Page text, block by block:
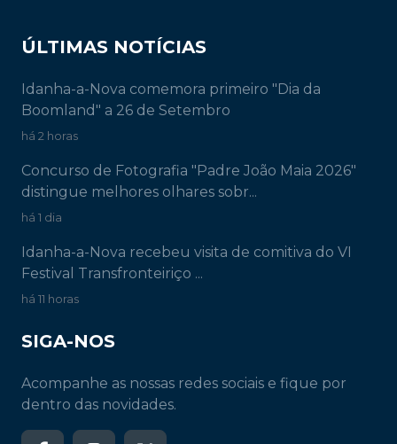
ÚLTIMAS NOTÍCIAS
Idanha-a-Nova comemora primeiro "Dia da
Boomland" a 26 de Setembro
há 2 horas
Concurso de Fotografia "Padre João Maia 2026"
distingue melhores olhares sobr...
há 1 dia
Idanha-a-Nova recebeu visita de comitiva do VI
Festival Transfronteiriço ...
há 11 horas
SIGA-NOS
Acompanhe as nossas redes sociais e fique por
dentro das novidades.